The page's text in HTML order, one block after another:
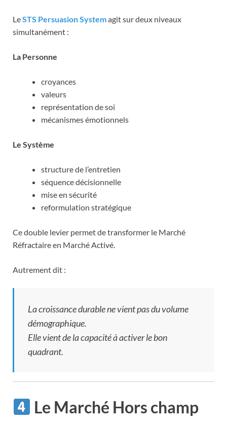
LeSTS Persuasion Systemagit sur deux niveaux
simultanément :
La Personne
croyances
valeurs
représentation de soi
mécanismes émotionnels
Le Système
structure de l’entretien
séquence décisionnelle
mise en sécurité
reformulation stratégique
Ce double levier permet de transformer le Marché
Réfractaire en Marché Activé.
Autrement dit :
La croissance durable ne vient pas du volume
démographique.
Elle vient de la capacité à activer le bon
quadrant.
Le Marché Hors champ